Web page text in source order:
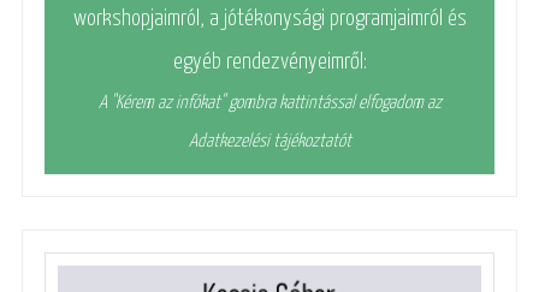
workshopjaimról, a jótékonysági programjaimról és
egyéb rendezvényeimről:
A "Kérem az infókat" gombra kattintással elfogadom az
Adatkezelési tájékoztatót